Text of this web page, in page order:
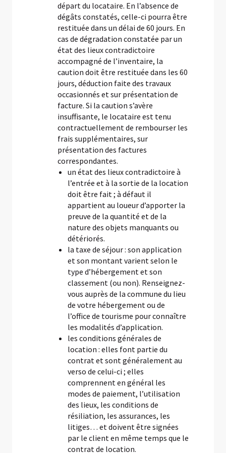
départ du locataire. En l’absence de
dégâts constatés, celle-ci pourra être
restituée dans un délai de 60 jours. En
cas de dégradation constatée par un
état des lieux contradictoire
accompagné de l’inventaire, la
caution doit être restituée dans les 60
jours, déduction faite des travaux
occasionnés et sur présentation de
facture. Si la caution s’avère
insuffisante, le locataire est tenu
contractuellement de rembourser les
frais supplémentaires, sur
présentation des factures
correspondantes.
un état des lieux contradictoire à
l’entrée et à la sortie de la location
doit être fait ; à défaut il
appartient au loueur d’apporter la
preuve de la quantité et de la
nature des objets manquants ou
détériorés.
la taxe de séjour : son application
et son montant varient selon le
type d’hébergement et son
classement (ou non). Renseignez-
vous auprès de la commune du lieu
de votre hébergement ou de
l’office de tourisme pour connaître
les modalités d’application.
les conditions générales de
location : elles font partie du
contrat et sont généralement au
verso de celui-ci ; elles
comprennent en général les
modes de paiement, l’utilisation
des lieux, les conditions de
résiliation, les assurances, les
litiges… et doivent être signées
par le client en même temps que le
contrat de location.